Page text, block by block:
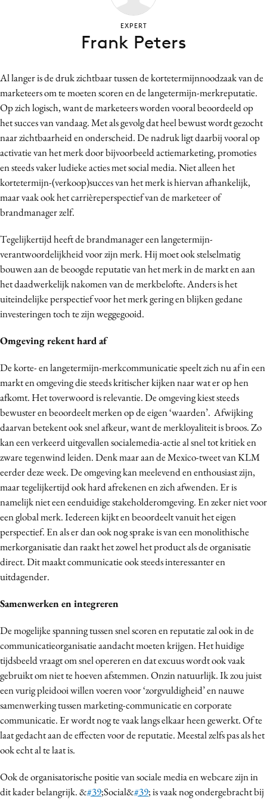
Craft
Customer Experience
Data & Insights
Design
Digital transformation
Diversiteit
Effectiviteit
Gedragsverandering
Interne communicatie
Martech
Media
Merkstrategie
PR
Programmatic
Reputatie & crisis
Al langer is de druk zichtbaar tussen de kortetermijnnoodzaak van de
marketeers om te moeten scoren en de langetermijn-merkreputatie.
Op zich logisch, want de marketeers worden vooral beoordeeld op
het succes van vandaag. Met als gevolg dat heel bewust wordt gezocht
naar zichtbaarheid en onderscheid. De nadruk ligt daarbij vooral op
activatie van het merk door bijvoorbeeld actiemarketing, promoties
en steeds vaker ludieke acties met social media. Niet alleen het
kortetermijn-(verkoop)succes van het merk is hiervan afhankelijk,
maar vaak ook het carrièreperspectief van de marketeer of
brandmanager zelf.
Tegelijkertijd heeft de brandmanager een langetermijn-
verantwoordelijkheid voor zijn merk. Hij moet ook stelselmatig
bouwen aan de beoogde reputatie van het merk in de markt en aan
het daadwerkelijk nakomen van de merkbelofte. Anders is het
uiteindelijke perspectief voor het merk gering en blijken gedane
investeringen toch te zijn weggegooid.
Omgeving rekent hard af
De korte- en langetermijn-merkcommunicatie speelt zich nu af in een
markt en omgeving die steeds kritischer kijken naar wat er op hen
afkomt. Het toverwoord is relevantie. De omgeving kiest steeds
bewuster en beoordeelt merken op de eigen ‘waarden’. Afwijking
daarvan betekent ook snel afkeur, want de merkloyaliteit is broos. Zo
kan een verkeerd uitgevallen socialemedia-actie al snel tot kritiek en
zware tegenwind leiden. Denk maar aan de Mexico-tweet van KLM
eerder deze week. De omgeving kan meelevend en enthousiast zijn,
maar tegelijkertijd ook hard afrekenen en zich afwenden. Er is
namelijk niet een eenduidige stakeholderomgeving. En zeker niet voor
een global merk. Iedereen kijkt en beoordeelt vanuit het eigen
perspectief. En als er dan ook nog sprake is van een monolithische
merkorganisatie dan raakt het zowel het product als de organisatie
direct. Dit maakt communicatie ook steeds interessanter en
uitdagender.
Samenwerken en integreren
De mogelijke spanning tussen snel scoren en reputatie zal ook in de
communicatieorganisatie aandacht moeten krijgen. Het huidige
tijdsbeeld vraagt om snel opereren en dat excuus wordt ook vaak
gebruikt om niet te hoeven afstemmen. Onzin natuurlijk. Ik zou juist
een vurig pleidooi willen voeren voor ‘zorgvuldigheid’ en nauwe
samenwerking tussen marketing-communicatie en corporate
communicatie. Er wordt nog te vaak langs elkaar heen gewerkt. Of te
laat gedacht aan de effecten voor de reputatie. Meestal zelfs pas als het
ook echt al te laat is.
Ook de organisatorische positie van sociale media en webcare zijn in
dit kader belangrijk. &#39;Social&#39; is vaak nog ondergebracht bij
EXPERT
Frank Peters